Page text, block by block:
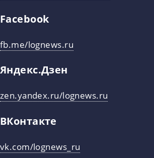
Facebook
fb.me/lognews.ru
Яндекс.Дзен
zen.yandex.ru/lognews.ru
ВКонтакте
vk.com/lognews_ru